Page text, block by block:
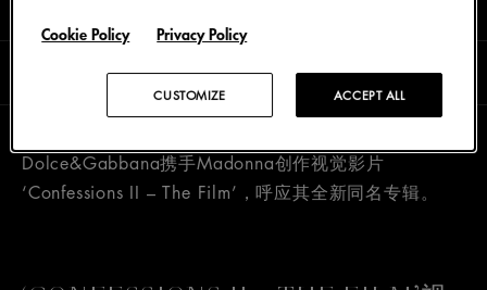
六月 2026
阅读时长0分钟
Dolce&Gabbana携手Madonna创作视觉影片
‘Confessions II – The Film’，呼应其全新同名专辑。
Cookie Policy Privacy Policy
ACCEPT ALL
CUSTOMIZE